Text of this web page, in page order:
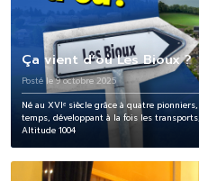
Ça vient d’où Les Bioux ?
Posté le 9 octobre 2025
Né au XVIᵉ siècle grâce à quatre
temps, développant à la fois les
Altitude 1004